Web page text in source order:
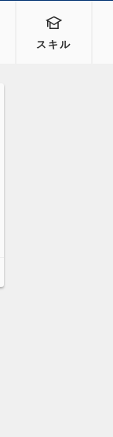
スキル